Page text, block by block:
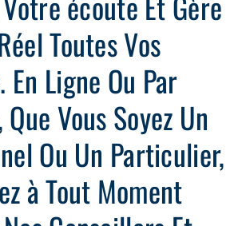
Toutes Vos
En Ligne Ou Par
Vous Soyez Un
Ou Un Particulier,
à Tout Moment